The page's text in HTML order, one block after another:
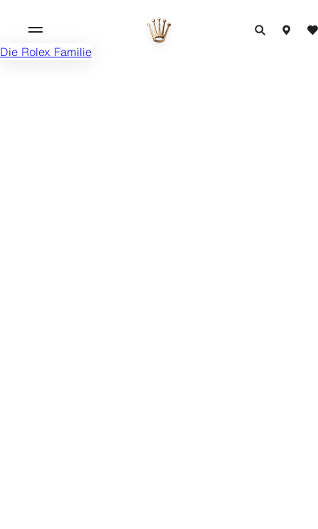
Die Rolex Familie